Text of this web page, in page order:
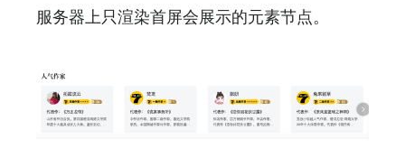
服务器上只渲染首屏会展示的元素节点。